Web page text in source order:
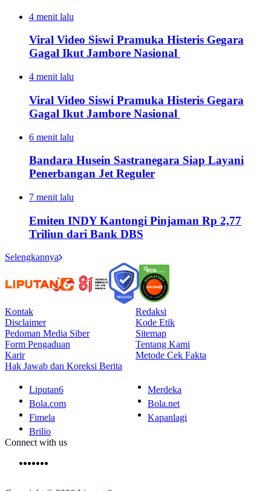
4 menit lalu
Viral Video Siswi Pramuka Histeris Gegara
Gagal Ikut Jambore Nasional
4 menit lalu
Viral Video Siswi Pramuka Histeris Gegara
Gagal Ikut Jambore Nasional
6 menit lalu
Bandara Husein Sastranegara Siap Layani
Penerbangan Jet Reguler
7 menit lalu
Emiten INDY Kantongi Pinjaman Rp 2,77
Triliun dari Bank DBS
Selengkapnya
Kontak
Redaksi
Disclaimer
Kode Etik
Pedoman Media Siber
Sitemap
Form Pengaduan
Tentang Kami
Karir
Metode Cek Fakta
Hak Jawab dan Koreksi Berita
Liputan6
Merdeka
Bola.com
Bola.net
Fimela
Kapanlagi
Brilio
Connect with us